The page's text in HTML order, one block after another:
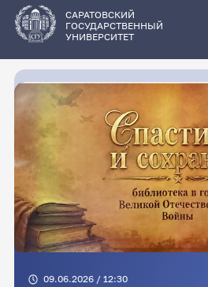
основному
содержанию
САРАТОВСКИЙ
ГОСУДАРСТВЕННЫЙ
УНИВЕРСИТЕТ
09.06.2026 / 12:30